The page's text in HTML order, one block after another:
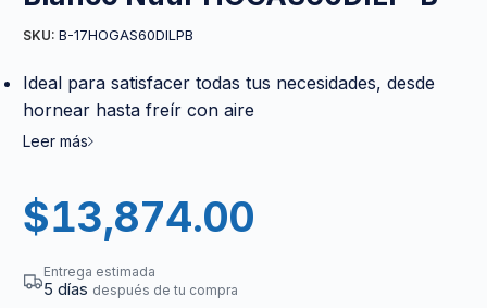
SKU: B-17HOGAS60DILPB
Ideal para satisfacer todas tus necesidades, desde
hornear hasta freír con aire
Leer más
$13,874.00
Entrega estimada
5 días después de tu compra